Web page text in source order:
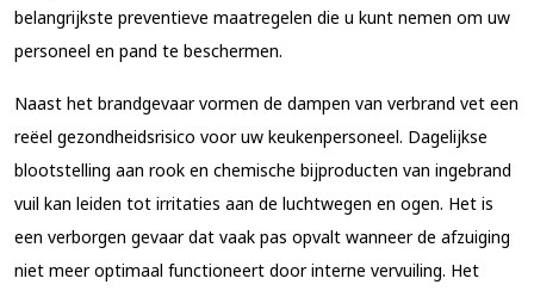
belangrijkste preventieve maatregelen die u kunt nemen om uw
personeel en pand te beschermen.
Naast het brandgevaar vormen de dampen van verbrand vet een
reëel gezondheidsrisico voor uw keukenpersoneel. Dagelijkse
blootstelling aan rook en chemische bijproducten van ingebrand
vuil kan leiden tot irritaties aan de luchtwegen en ogen. Het is
een verborgen gevaar dat vaak pas opvalt wanneer de afzuiging
niet meer optimaal functioneert door interne vervuiling. Het